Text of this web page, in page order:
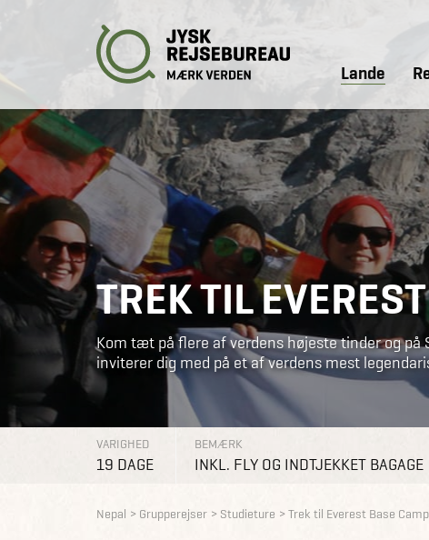
Lande
TREK TIL
Kom tæt på flere af verdens højeste tinder og på
inviterer dig med på et af verdens mest
VARIGHED
19 DAGE
BEMÆRK
INKL. FLY OG INDTJEKKET BAGAGE
Nepal Grupperejser Studieture Trek til Everest Base